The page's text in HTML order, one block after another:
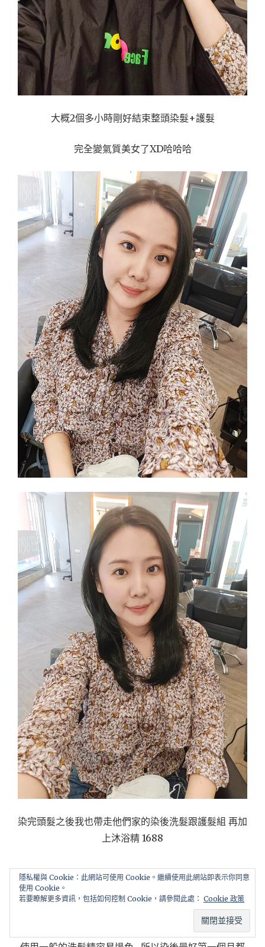
大概2個多小時剛好結束整頭染髮+護髮
完全變氣質美女了XD哈哈哈
染完頭髮之後我也帶走他們家的染後洗髮跟護髮組 再加
上沐浴精 1688
強烈建議要帶一組，因為露比自己買了之後覺得很滿意
都染髮了，當然需要好好維護髮色
隱私權與 Cookie：此網站可使用 Cookie。繼續使用此網站即表示你同意
使用 Cookie。
若要瞭解更多資訊，包括如何控制 Cookie，請參閱此處： Cookie 政策